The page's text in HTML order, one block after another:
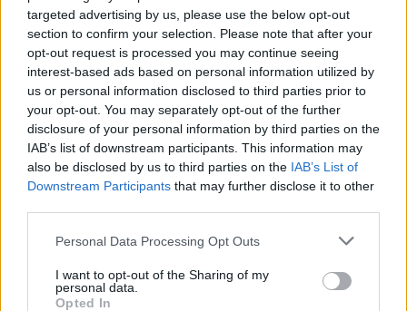
targeted advertising by us, please use the below opt-out
section to confirm your selection. Please note that after your
opt-out request is processed you may continue seeing
interest-based ads based on personal information utilized by
us or personal information disclosed to third parties prior to
your opt-out. You may separately opt-out of the further
disclosure of your personal information by third parties on the
IAB’s list of downstream participants. This information may
also be disclosed by us to third parties on the IAB’s List of
Downstream Participants that may further disclose it to other
Personal Data Processing Opt Outs
I want to opt-out of the Sharing of my
personal data.
Opted In
Condividi questo articolo:
E-mail LinkedIn Facebook
Mastodon Telegram WhatsApp
Stampa Altro
Vuoi ricevere gli aggiornamenti delle news di TecnoGazzetta?
Inserisci nome ed indirizzo E-Mail: